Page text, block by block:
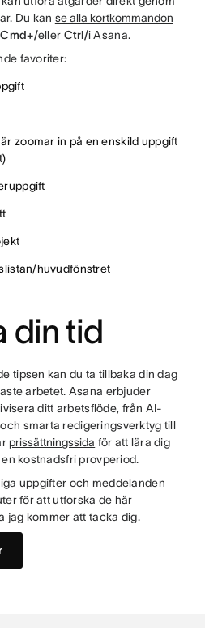
Du kan se alla kortkommandon
Cmd+/eller Ctrl/i Asana.
favoriter:
zoomar in på en enskild uppgift
huvudfönstret
din tid
tipsen kan du ta tillbaka din dag
arbetet. Asana erbjuder
ditt arbetsflöde, från AI-
smarta redigeringsverktyg till
prissättningssida för att lära dig
kostnadsfri provperiod.
uppgifter och meddelanden
för att utforska de här
jag kommer att tacka dig.